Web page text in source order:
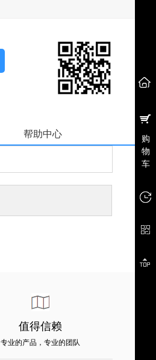
帮助中心
值得信赖
专业的产品，专业的团队
购
物
车